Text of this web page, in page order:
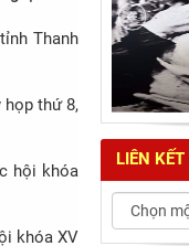
Thanh
họp thứ 8,
hội khóa
khóa XV
LIÊN KẾT